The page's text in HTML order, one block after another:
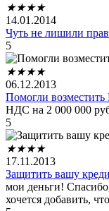
★★★★
14.01.2014
Чуть не лишили прав
5
★★★★
06.12.2013
Помогли
НДС на 2 000 000
5
★★★★
17.11.2013
Защитить вашу
мои деньги!
хочется добавить, что